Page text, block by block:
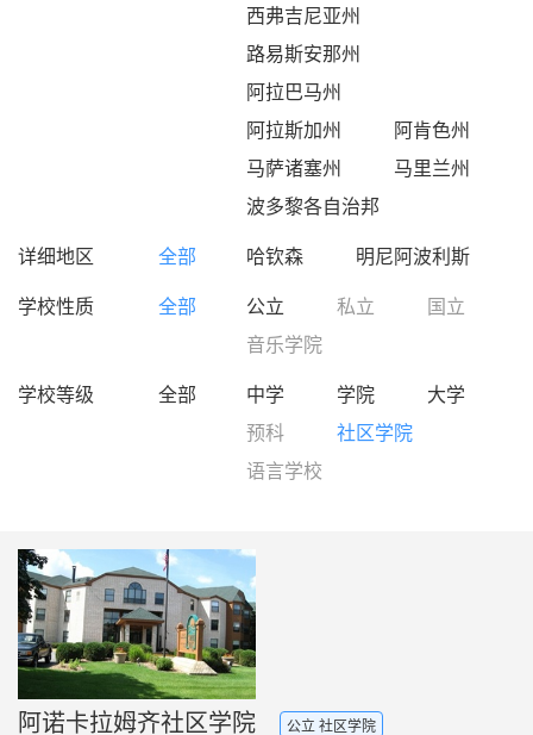
西弗吉尼亚州
路易斯安那州
阿拉巴马州
阿拉斯加州
阿肯色州
马萨诸塞州
马里兰州
波多黎各自治邦
详细地区
全部 哈钦森
明尼阿波利斯
学校性质
全部 公立 私立
国立
音乐学院
学校等级
全部 中学 学院
大学
预科
社区学院
语言学校
阿诺卡拉姆齐社区学院 公立 社区学院